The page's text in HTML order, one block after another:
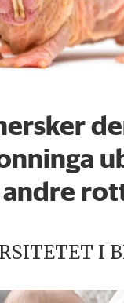
I